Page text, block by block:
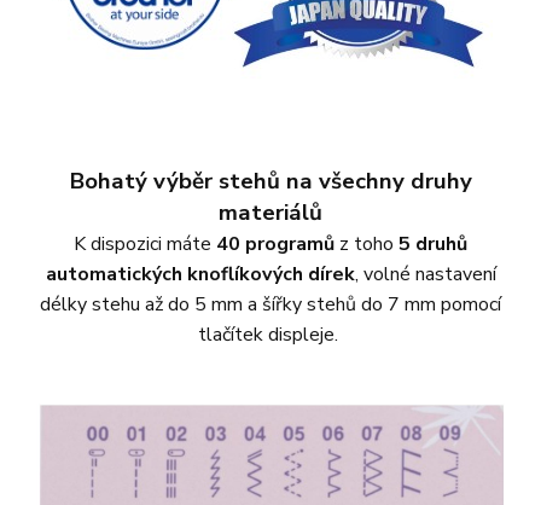
Bohatý výběr stehů na všechny druhy
materiálů
K dispozici máte 40 programů z toho 5 druhů
automatických knoflíkových dírek, volné nastavení
délky stehu až do 5 mm a šířky stehů do 7 mm pomocí
tlačítek displeje.